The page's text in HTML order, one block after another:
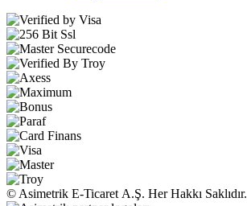
© Asimetrik E‑Ticaret A.Ş. Her Hakkı Saklıdır.